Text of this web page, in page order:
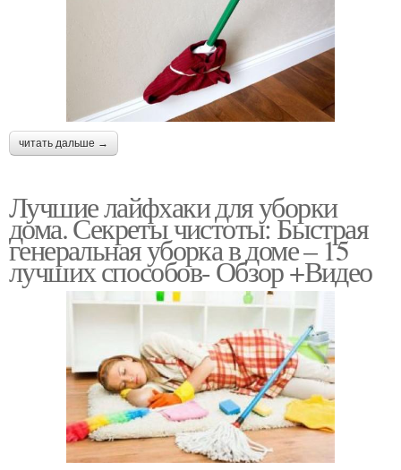
читать дальше →
Лучшие лайфхаки для уборки
дома. Секреты чистоты: Быстрая
генеральная уборка в доме – 15
лучших способов- Обзор +Видео